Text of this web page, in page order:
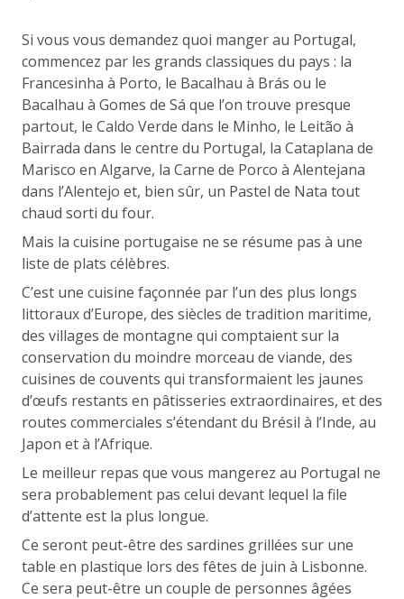
Si vous vous demandez quoi manger au Portugal,
commencez par les grands classiques du pays : la
Francesinha à Porto, le Bacalhau à Brás ou le
Bacalhau à Gomes de Sá que l’on trouve presque
partout, le Caldo Verde dans le Minho, le Leitão à
Bairrada dans le centre du Portugal, la Cataplana de
Marisco en Algarve, la Carne de Porco à Alentejana
dans l’Alentejo et, bien sûr, un Pastel de Nata tout
chaud sorti du four.
Mais la cuisine portugaise ne se résume pas à une
liste de plats célèbres.
C’est une cuisine façonnée par l’un des plus longs
littoraux d’Europe, des siècles de tradition maritime,
des villages de montagne qui comptaient sur la
conservation du moindre morceau de viande, des
cuisines de couvents qui transformaient les jaunes
d’œufs restants en pâtisseries extraordinaires, et des
routes commerciales s’étendant du Brésil à l’Inde, au
Japon et à l’Afrique.
Le meilleur repas que vous mangerez au Portugal ne
sera probablement pas celui devant lequel la file
d’attente est la plus longue.
Ce seront peut-être des sardines grillées sur une
table en plastique lors des fêtes de juin à Lisbonne.
Ce sera peut-être un couple de personnes âgées